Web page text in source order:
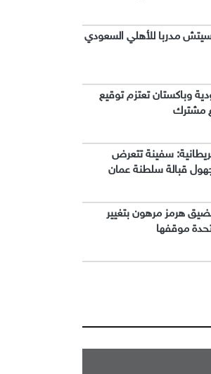
مدربا للأهلي السعودي
وباكستان تعتزم توقيع
مشترك
سفينة تتعرض
قبالة سلطنة عمان
هرمز مرهون بتغيير
موقفها